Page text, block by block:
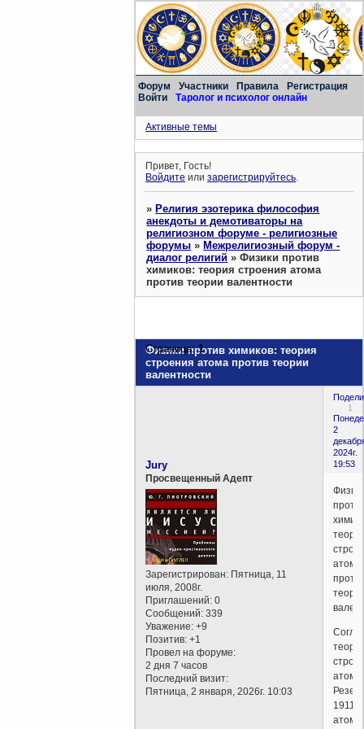
Форум Участники Правила
Регистрация
Войти
Таролог и психолог онлайн
Активные темы
Привет, Гость!
Войдите илизарегистрируйтесь.
»Религия эзотерика философия
анекдоты и демотиваторы на
религиозном форуме - религиозные
форумы »Межрелигиозный форум -
диалог религий »Физики против
химиков: теория строения атома
против теории валентности
Физики против химиков: теория
строения атома против теории
валентности
Страница:1
1
2
2024г.
19:53
Jury
Просвещенный Адепт
Зарегистрирован: Пятница, 11
июля, 2008г.
Приглашений: 0
Сообщений: 339
Уважение: +9
Позитив: +1
Провел на форуме:
2 дня 7 часов
Последний визит:
Пятница, 2 января, 2026г. 10:03
атома
атома
1911
атом